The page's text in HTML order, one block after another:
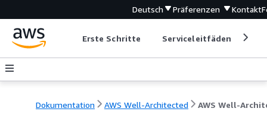
Deutsch Präferenzen Kontakt
Erste Schritte Serviceleitfäden
Dokumentation AWS Well-Architected